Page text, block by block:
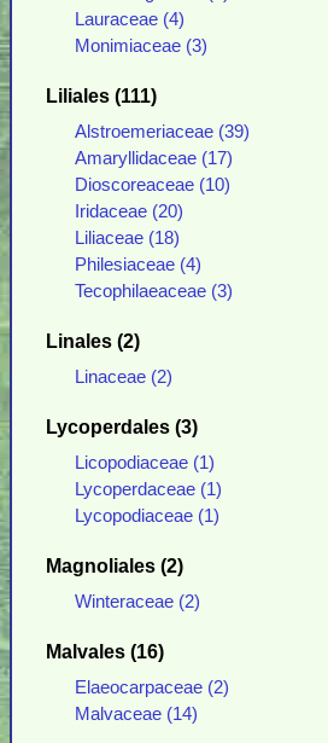
Lauraceae (4)
Monimiaceae (3)
Liliales (111)
Alstroemeriaceae (39)
Amaryllidaceae (17)
Dioscoreaceae (10)
Iridaceae (20)
Liliaceae (18)
Philesiaceae (4)
Tecophilaeaceae (3)
Linales (2)
Linaceae (2)
Lycoperdales (3)
Licopodiaceae (1)
Lycoperdaceae (1)
Lycopodiaceae (1)
Magnoliales (2)
Winteraceae (2)
Malvales (16)
Elaeocarpaceae (2)
Malvaceae (14)